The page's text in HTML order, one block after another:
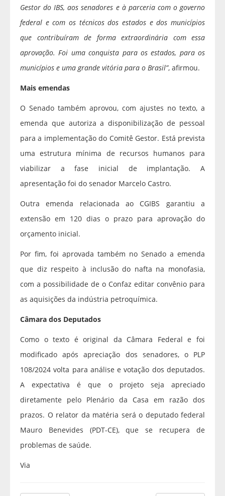
Gestor do IBS, aos senadores e à parceria com o governo
federal e com os técnicos dos estados e dos municípios
que contribuíram de forma extraordinária com essa
aprovação. Foi uma conquista para os estados, para os
municípios e uma grande vitória para o Brasil”, afirmou.
Mais emendas
O Senado também aprovou, com ajustes no texto, a
emenda que autoriza a disponibilização de pessoal
para a implementação do Comitê Gestor. Está prevista
uma estrutura mínima de recursos humanos para
viabilizar a fase inicial de implantação. A
apresentação foi do senador Marcelo Castro.
Outra emenda relacionada ao CGIBS garantiu a
extensão em 120 dias o prazo para aprovação do
orçamento inicial.
Por fim, foi aprovada também no Senado a emenda
que diz respeito à inclusão do nafta na monofasia,
com a possibilidade de o Confaz editar convênio para
as aquisições da indústria petroquímica.
Câmara dos Deputados
Como o texto é original da Câmara Federal e foi
modificado após apreciação dos senadores, o PLP
108/2024 volta para análise e votação dos deputados.
A expectativa é que o projeto seja apreciado
diretamente pelo Plenário da Casa em razão dos
prazos. O relator da matéria será o deputado federal
Mauro Benevides (PDT-CE), que se recupera de
problemas de saúde.
Via